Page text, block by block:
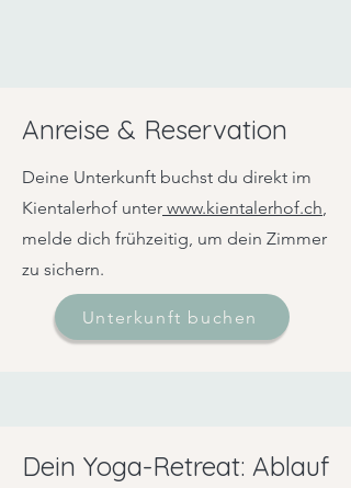
Anreise & Reservation
Deine Unterkunft buchst du direkt im
Kientalerhof unter www.kientalerhof.ch,
melde dich frühzeitig, um dein Zimmer
zu sichern.
Unterkunft buchen
Dein Yoga-Retreat: Ablauf